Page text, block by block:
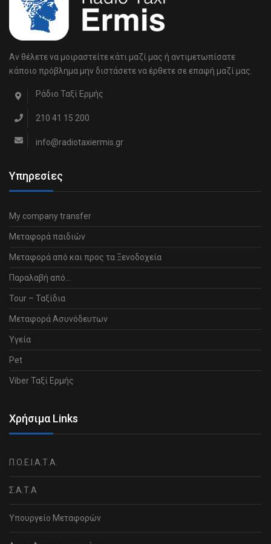
Αν θέλετε να μοιραστείτε κάτι μαζί μας ή αντιμετωπίσατε
κάποιο πρόβλημα μην διστάσετε να έρθετε σε επαφή μαζί μας.
Ράδιο Ταξί Ερμής
210 41 15 200
info@radiotaxiermis.gr
Υπηρεσίες
My company transfer
Μεταφορά παιδιών
Μεταφορά από και προς τα Ξενοδοχεία
Παραλαβή από…
Tour – Ταξίδια
Μεταφορά Ασυνόδευτων
Υγεία
Pet
Viber Ταξί Ερμής
Χρήσιμα Links
Π.Ο.Ε.Ι.Α.Τ.Α.
Σ.Α.Τ.Α
Υπουργείο Μεταφορών